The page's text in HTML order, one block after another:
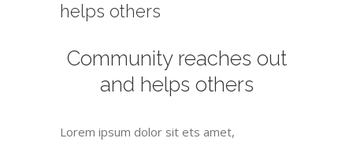
helps others
Community reaches out
and helps others
Lorem ipsum dolor sit ets amet,